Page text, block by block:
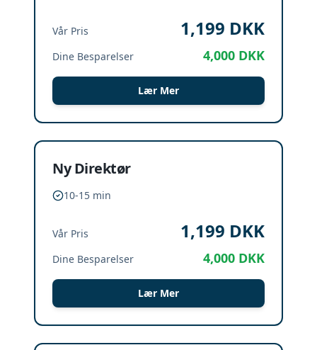
Vår Pris 1,199 DKK
Dine Besparelser 4,000 DKK
Lær Mer
Ny Direktør
10-15 min
Vår Pris 1,199 DKK
Dine Besparelser 4,000 DKK
Lær Mer